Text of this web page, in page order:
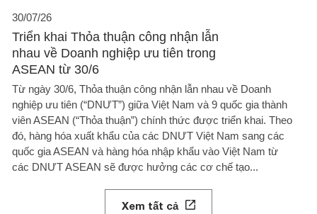
30/07/26
Triển khai Thỏa thuận công nhận lẫn
nhau về Doanh nghiệp ưu tiên trong
ASEAN từ 30/6
Từ ngày 30/6, Thỏa thuận công nhận lẫn nhau về Doanh
nghiệp ưu tiên (“DNƯT”) giữa Việt Nam và 9 quốc gia thành
viên ASEAN (“Thỏa thuận”) chính thức được triển khai. Theo
đó, hàng hóa xuất khẩu của các DNƯT Việt Nam sang các
quốc gia ASEAN và hàng hóa nhập khẩu vào Việt Nam từ
các DNƯT ASEAN sẽ được hưởng các cơ chế tạo...
Xem tất cả